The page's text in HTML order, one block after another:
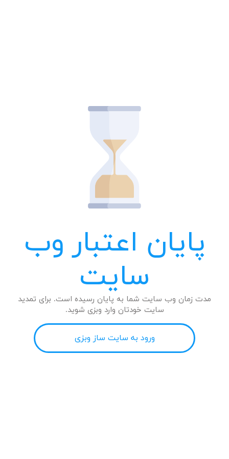
پایان اعتبار وب
سایت
مدت زمان وب سایت شما به پایان رسیده است. برای تمدید
سایت خودتان وارد وبزی شوید.
ورود به سایت ساز وبزی